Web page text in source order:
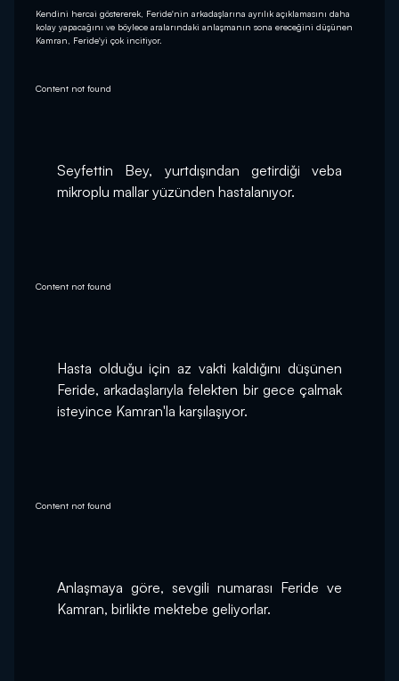
Kendini hercai göstererek, Feride'nin arkadaşlarına ayrılık açıklamasını daha
kolay yapacağını ve böylece aralarındaki anlaşmanın sona ereceğini düşünen
Kamran, Feride'yi çok incitiyor.
Content not found
Seyfettin Bey, yurtdışından getirdiği veba
mikroplu mallar yüzünden hastalanıyor.
Content not found
Hasta olduğu için az vakti kaldığını düşünen
Feride, arkadaşlarıyla felekten bir gece çalmak
isteyince Kamran'la karşılaşıyor.
Content not found
Anlaşmaya göre, sevgili numarası Feride ve
Kamran, birlikte mektebe geliyorlar.